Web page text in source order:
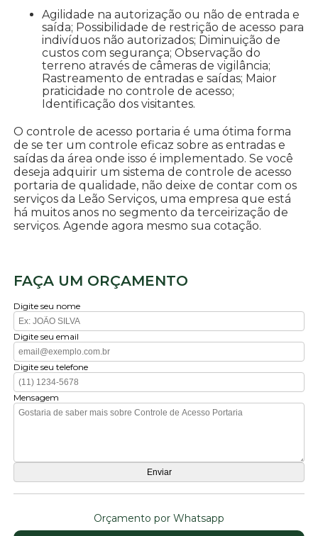
Agilidade na autorização ou não de entrada e
saída; Possibilidade de restrição de acesso para
indivíduos não autorizados; Diminuição de
custos com segurança; Observação do
terreno através de câmeras de vigilância;
Rastreamento de entradas e saídas; Maior
praticidade no controle de acesso;
Identificação dos visitantes.
O controle de acesso portaria é uma ótima forma
de se ter um controle eficaz sobre as entradas e
saídas da área onde isso é implementado. Se você
deseja adquirir um sistema de controle de acesso
portaria de qualidade, não deixe de contar com os
serviços da Leão Serviços, uma empresa que está
há muitos anos no segmento da terceirização de
serviços. Agende agora mesmo sua cotação.
FAÇA UM ORÇAMENTO
Digite seu nome
Digite seu email
Digite seu telefone
Mensagem
Orçamento por Whatsapp